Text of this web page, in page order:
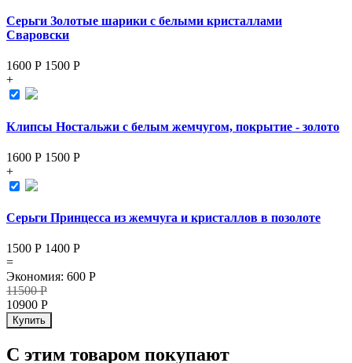
Серьги Золотые шарики с белыми кристаллами
Сваровски
1600 Р 1500 Р
+
Клипсы Ностальжи с белым жемчугом, покрытие - золото
1600 Р 1500 Р
+
Серьги Принцесса из жемчуга и кристаллов в позолоте
1500 Р 1400 Р
=
Экономия: 600 Р
11500Р
10900 Р
Купить
С этим товаром покупают